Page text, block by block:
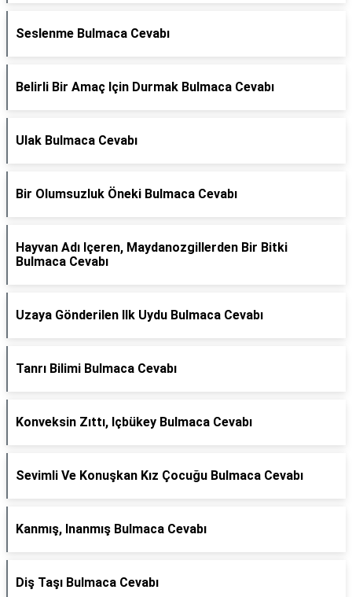
Seslenme Bulmaca Cevabı
Belirli Bir Amaç Için Durmak Bulmaca Cevabı
Ulak Bulmaca Cevabı
Bir Olumsuzluk Öneki Bulmaca Cevabı
Hayvan Adı Içeren, Maydanozgillerden Bir Bitki
Bulmaca Cevabı
Uzaya Gönderilen Ilk Uydu Bulmaca Cevabı
Tanrı Bilimi Bulmaca Cevabı
Konveksin Zıttı, Içbükey Bulmaca Cevabı
Sevimli Ve Konuşkan Kız Çocuğu Bulmaca Cevabı
Kanmış, Inanmış Bulmaca Cevabı
Diş Taşı Bulmaca Cevabı